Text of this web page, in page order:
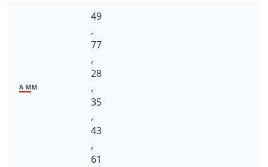
A MM
49
,
77
,
28
,
35
,
43
,
61